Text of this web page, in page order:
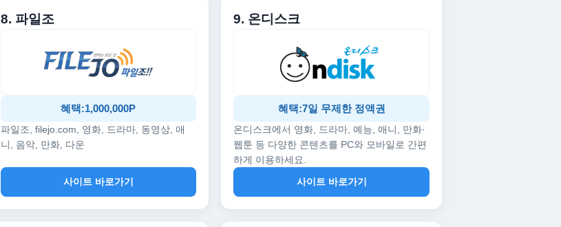
8. 파일조
혜택:1,000,000P
파일조, filejo.com, 영화, 드라마, 동영상, 애
니, 음악, 만화, 다운
사이트 바로가기
9. 온디스크
혜택:7일 무제한 정액권
온디스크에서 영화, 드라마, 예능, 애니, 만화·
웹툰 등 다양한 콘텐츠를 PC와 모바일로 간편
하게 이용하세요.
사이트 바로가기